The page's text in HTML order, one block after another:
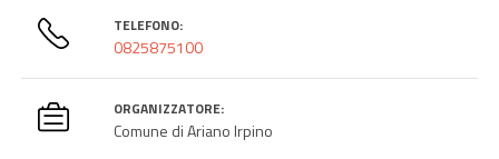
TELEFONO:
0825875100
ORGANIZZATORE:
Comune di Ariano Irpino